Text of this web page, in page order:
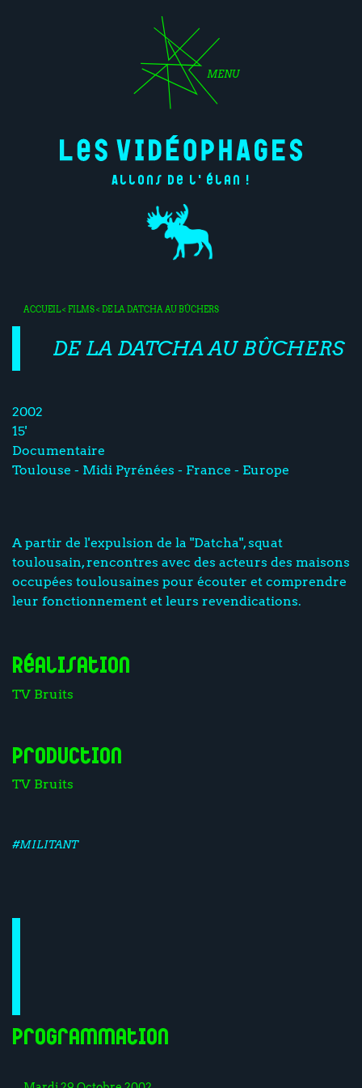
MENU
Allons de l'élan !
ACCUEIL< FILMS< DE LA DATCHA AU BÛCHERS
DE LA DATCHA AU BÛCHERS
2002
15'
Documentaire
Toulouse - Midi Pyrénées - France - Europe
A partir de l'expulsion de la "Datcha", squat
toulousain, rencontres avec des acteurs des maisons
occupées toulousaines pour écouter et comprendre
leur fonctionnement et leurs revendications.
Réalisation
TV Bruits
Production
TV Bruits
#MILITANT
Programmation